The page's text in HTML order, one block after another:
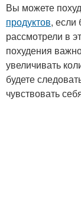
Вы можете
продуктов, если
рассмотрели в
похудения
увеличивать
будете
чувствовать